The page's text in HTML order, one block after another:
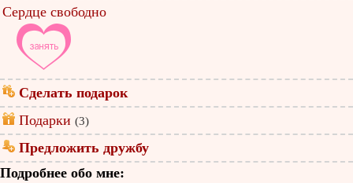
Сердце свободно
Сделать подарок
Подарки (3)
Предложить дружбу
Подробнее обо мне: